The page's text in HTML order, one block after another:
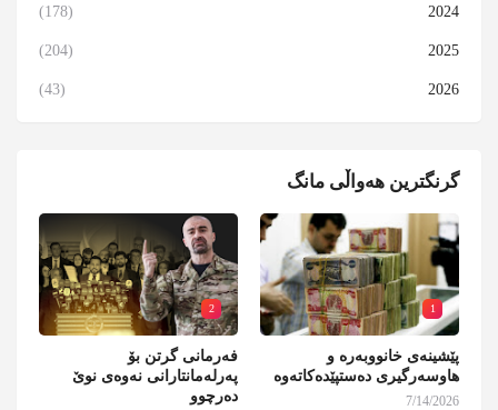
2024
(178)
2025
(204)
2026
(43)
گرنگترین هەواڵی مانگ
1
پێشینەی خانووبەرە و
هاوسەرگیری دەستپێدەکاتەوە
7/14/2026
2
فەرمانی گرتن بۆ
پەرلەمانتارانی نەوەی نوێ
دەرچوو